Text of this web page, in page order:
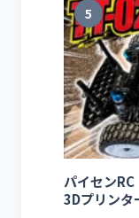
5
パイセン
3Dプリンタ